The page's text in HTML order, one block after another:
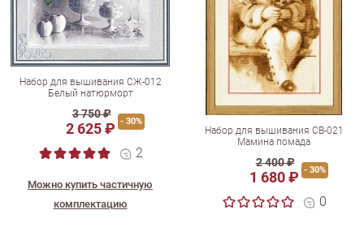
Набор для вышивания СЖ-012
Белый натюрморт
3 750 ₽
2 625 ₽ - 30%
2
Можно купить частичную
комплектацию
Набор для вышивания СВ-021
Мамина помада
2 400 ₽
1 680 ₽ - 30%
0